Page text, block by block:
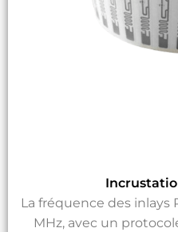
La fréquence des inlays
MHz, avec un